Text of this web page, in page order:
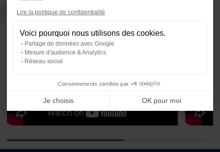
Vidéos
Lire la politique de confidentialité
Voici pourquoi nous utilisons des cookies.
Partage de données avec Google
Mesure d'audience & Analytics
Réseau social
Consentements certifiés par
Je choisis OK pour moi
Axeptio consent
Notre plateforme vous permet